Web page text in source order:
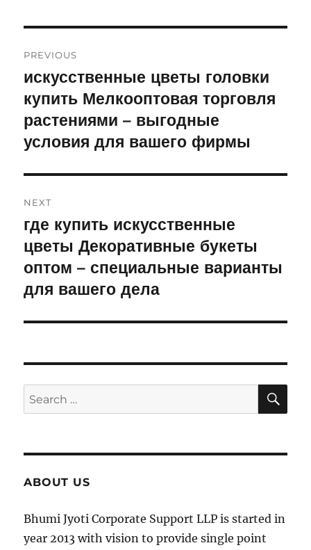
navigation
PREVIOUS
Previous
post:
искусственные цветы головки
купить Мелкооптовая торговля
растениями – выгодные
условия для вашего фирмы
NEXT
Next
post:
где купить искусственные
цветы Декоративные букеты
оптом – специальные варианты
для вашего дела
Search
for:
ABOUT US
Bhumi Jyoti Corporate Support LLP is started in
year 2013 with vision to provide single point